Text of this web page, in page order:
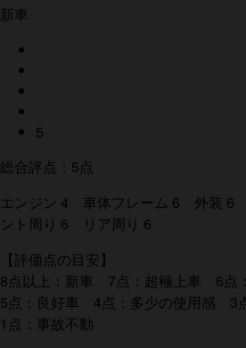
新車
5
総合評点：5点
エンジン 4 車体フレーム 6 外装 6
ント周り 6 リア周り 6
【評価点の目安】
8点以上：新車 7点：超極上車 6点
5点：良好車 4点：多少の使用感 3
1点：事故不動